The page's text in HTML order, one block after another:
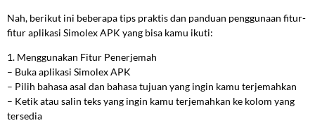
Nah, berikut ini beberapa tips praktis dan panduan penggunaan fitur-
fitur aplikasi Simolex APK yang bisa kamu ikuti:
1. Menggunakan Fitur Penerjemah
– Buka aplikasi Simolex APK
– Pilih bahasa asal dan bahasa tujuan yang ingin kamu terjemahkan
– Ketik atau salin teks yang ingin kamu terjemahkan ke kolom yang
tersedia